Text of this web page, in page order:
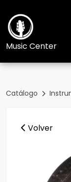
Music Center
Catálogo
Volver